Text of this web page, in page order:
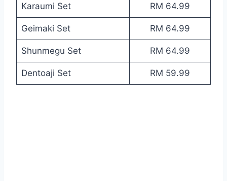
Karaumi Set RM 64.99
Geimaki Set RM 64.99
Shunmegu Set RM 64.99
Dentoaji Set RM 59.99